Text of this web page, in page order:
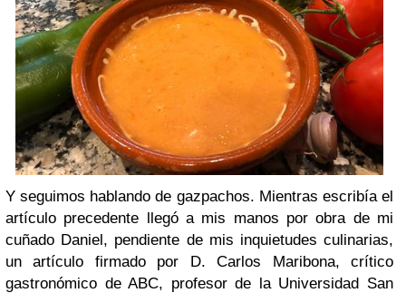
Y seguimos hablando de gazpachos. Mientras escribía el
artículo precedente llegó a mis manos por obra de mi
cuñado Daniel, pendiente de mis inquietudes culinarias,
un artículo firmado por D. Carlos Maribona, crítico
gastronómico de ABC, profesor de la Universidad San